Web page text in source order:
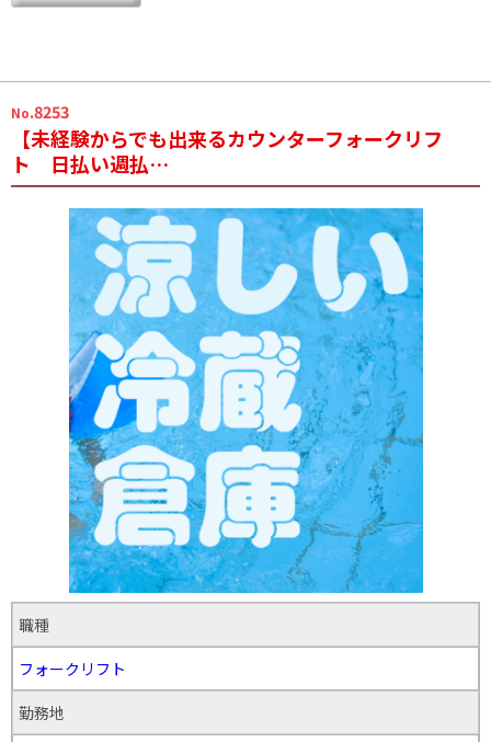
No.8253
【未経験からでも出来るカウンターフォークリフ
ト 日払い週払…
職種
フォークリフト
勤務地